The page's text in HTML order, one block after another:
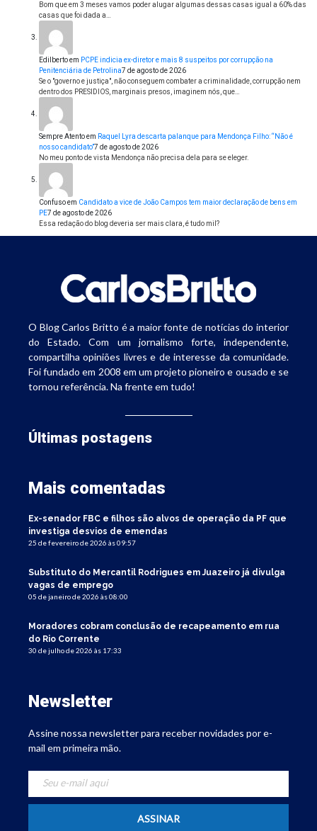
Bom que em 3 meses vamos poder alugar algumas dessas casas igual a 60% das
casas que foi dada a…
Edilbertoem PCPE indicia ex-diretor e mais 8 suspeitos por corrupção na
Penitenciária de Petrolina7 de agosto de 2026
Se o "governo e justiça", não conseguem combater a criminalidade, corrupção nem
dentro dos PRESIDIOS, marginais presos, imaginem nós, que…
Sempre Atentoem Raquel Lyra descarta palanque para Mendonça Filho: “Não é
nosso candidato”7 de agosto de 2026
No meu ponto de vista Mendonça não precisa dela para se eleger.
Confusoem Candidato a vice de João Campos tem maior declaração de bens em
PE7 de agosto de 2026
Essa redação do blog deveria ser mais clara, é tudo mil?
O Blog Carlos Britto é a maior fonte de notícias do interior
do Estado. Com um jornalismo forte, independente,
compartilha opiniões livres e de interesse da comunidade.
Foi fundado em 2008 em um projeto pioneiro e ousado e se
tornou referência. Na frente em tudo!
Últimas postagens
Mais comentadas
Ex-senador FBC e filhos são alvos de operação da PF que
investiga desvios de emendas
25 de fevereiro de 2026 às 09:57
Substituto do Mercantil Rodrigues em Juazeiro já divulga
vagas de emprego
05 de janeiro de 2026 às 08:00
Moradores cobram conclusão de recapeamento em rua
do Rio Corrente
30 de julho de 2026 às 17:33
Newsletter
Assine nossa newsletter para receber novidades por e-
mail em primeira mão.